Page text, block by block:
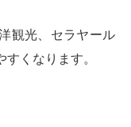
観光、セラヤール
くなります。